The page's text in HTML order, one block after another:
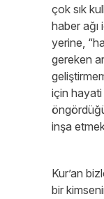
çok sık
haber ağı
yerine,
gereken
için hayati
inşa
Kur’an
bir